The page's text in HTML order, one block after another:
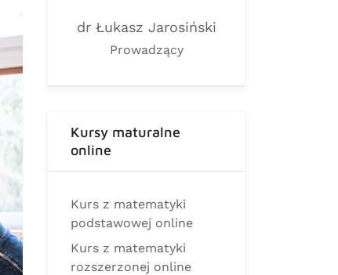
dr Łukasz Jarosiński
Prowadzący
Kursy maturalne
online
Kurs z matematyki
podstawowej online
Kurs z matematyki
rozszerzonej online